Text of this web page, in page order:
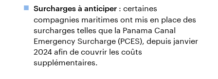
Surcharges à anticiper : certaines
compagnies maritimes ont mis en place des
surcharges telles que la Panama Canal
Emergency Surcharge (PCES), depuis janvier
2024 afin de couvrir les coûts
supplémentaires.